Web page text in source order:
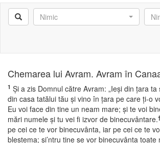
Nimic
Chemarea lui Avram. Avram în
1 Şi a zis Domnul către Avram: „Ieşi din ţara
din casa tatălui tău şi vino în ţara pe care ţi-o
Eu voi face din tine un neam mare; şi te voi
mări numele şi tu vei fi izvor de binecuvântare.
pe cei ce te vor binecuvânta, iar pe cei ce te
blestema; şi’ntru tine se vor binecuvânta toate